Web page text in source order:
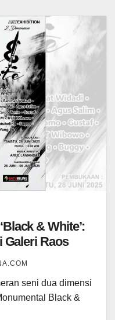
& White’:
Galeri Raos
seni dua dimensi
Black &